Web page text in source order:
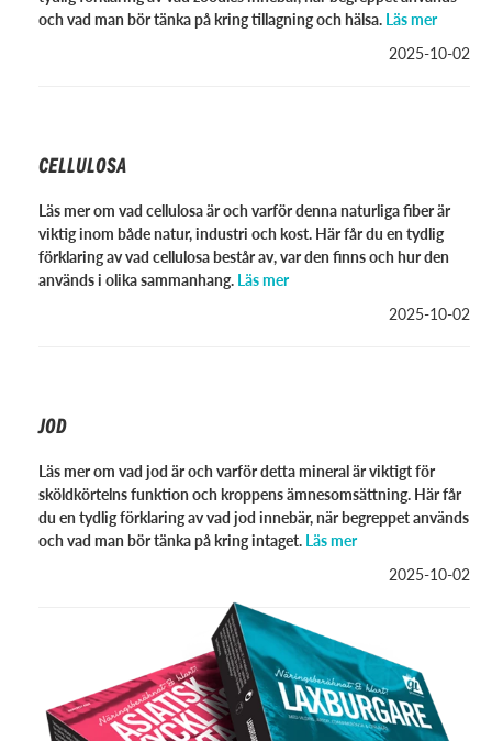
och vad man bör tänka på kring tillagning och hälsa. Läs mer
2025-10-02
CELLULOSA
Läs mer om vad cellulosa är och varför denna naturliga fiber är
viktig inom både natur, industri och kost. Här får du en tydlig
förklaring av vad cellulosa består av, var den finns och hur den
används i olika sammanhang. Läs mer
2025-10-02
JOD
Läs mer om vad jod är och varför detta mineral är viktigt för
sköldkörtelns funktion och kroppens ämnesomsättning. Här får
du en tydlig förklaring av vad jod innebär, när begreppet används
och vad man bör tänka på kring intaget. Läs mer
2025-10-02